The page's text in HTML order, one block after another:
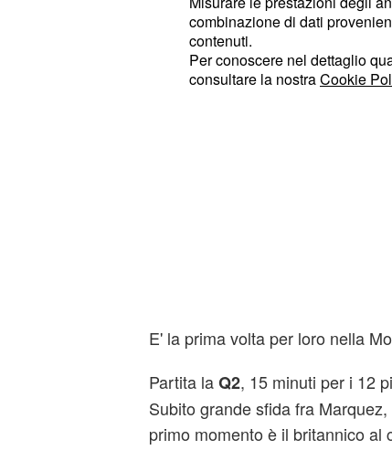
E' la prima volta per loro nella
Partita laQ2, 15 minuti per i 12
Subito grande sfida fra
primo momento è il britannico al
combinazione di dati
contenuti.
Per conoscere nel dettaglio
consultare la nostraCookie